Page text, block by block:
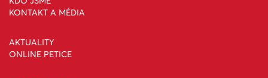
KONTAKT A MÉDIA
AKTUALITY
ONLINE PETICE